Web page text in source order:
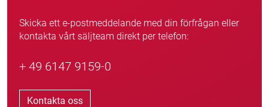
Skicka ett e-postmeddelande med din förfrågan eller
kontakta vårt säljteam direkt per telefon:
+ 49 6147 9159-0
Kontakta oss